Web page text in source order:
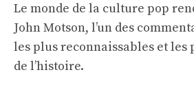
Le monde de la culture pop
John Motson, l’un des
les plus reconnaissables et les
de l’histoire.